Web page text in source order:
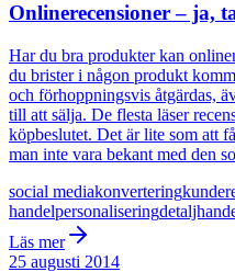
Onlinerecensioner – ja,
Har du bra produkter kan
du brister i någon produkt
och förhoppningsvis åtgärdas,
till att sälja. De flesta läser
köpbeslutet. Det är lite som att
man inte vara bekant med den
social mediakonverteringkunder
handelpersonalisering
Läs mer
25 augusti 2014